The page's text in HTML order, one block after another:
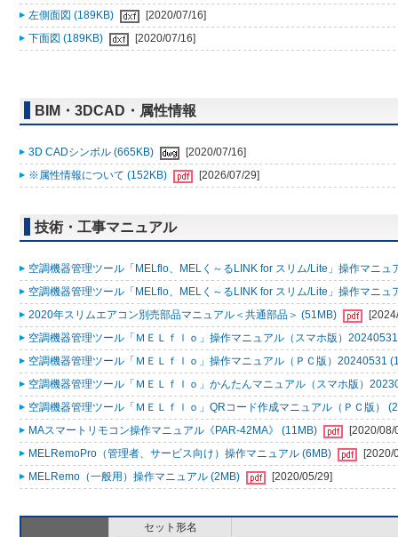
左側面図 (189KB)
[2020/07/16]
下面図 (189KB)
[2020/07/16]
BIM・3DCAD・属性情報
3D CADシンボル (665KB)
[2020/07/16]
※属性情報について (152KB)
[2026/07/29]
技術・工事マニュアル
空調機器管理ツール「MELflo、MELく～るLINK for スリム/Lite」操作マニュ
空調機器管理ツール「MELflo、MELく～るLINK for スリム/Lite」操作マニュ
2020年スリムエアコン別売部品マニュアル＜共通部品＞ (51MB)
空調機器管理ツール「ＭＥＬｆｌｏ」操作マニュアル（スマホ版）
空調機器管理ツール「ＭＥＬｆｌｏ」操作マニュアル（ＰＣ版）20240531
空調機器管理ツール「ＭＥＬｆｌｏ」かんたんマニュアル（スマホ版）
空調機器管理ツール「ＭＥＬｆｌｏ」QRコード作成マニュアル（ＰＣ版）
MAスマートリモコン操作マニュアル《PAR-42MA》 (11MB)
[2020/08/
MELRemoPro（管理者、サービス向け）操作マニュアル (6MB)
[2020/
MELRemo（一般用）操作マニュアル (2MB)
[2020/05/29]
セット形名